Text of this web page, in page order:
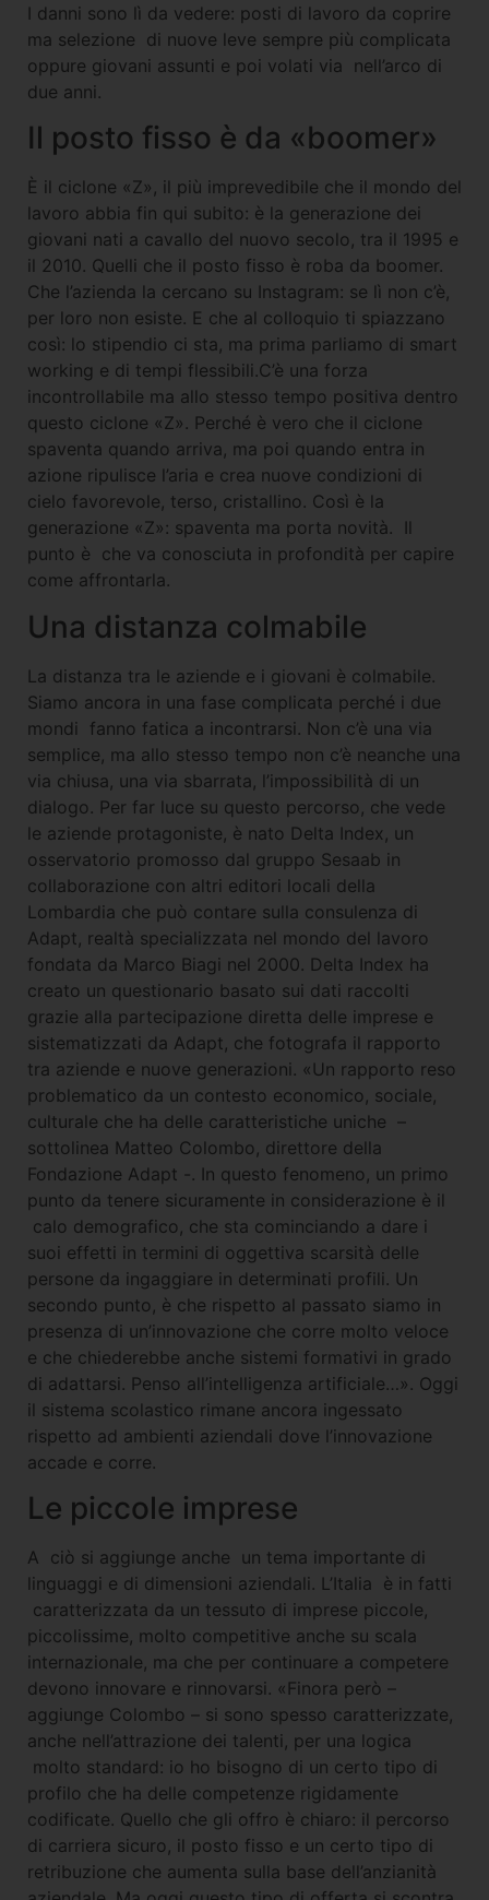
I danni sono lì da vedere: posti di lavoro da coprire
ma selezione di nuove leve sempre più complicata
oppure giovani assunti e poi volati via nell’arco di
due anni.
Il posto fisso è da «boomer»
È il ciclone «Z», il più imprevedibile che il mondo del
lavoro abbia fin qui subito: è la generazione dei
giovani nati a cavallo del nuovo secolo, tra il 1995 e
il 2010. Quelli che il posto fisso è roba da boomer.
Che l’azienda la cercano su Instagram: se lì non c’è,
per loro non esiste. E che al colloquio ti spiazzano
così: lo stipendio ci sta, ma prima parliamo di smart
working e di tempi flessibili.C’è una forza
incontrollabile ma allo stesso tempo positiva dentro
questo ciclone «Z». Perché è vero che il ciclone
spaventa quando arriva, ma poi quando entra in
azione ripulisce l’aria e crea nuove condizioni di
cielo favorevole, terso, cristallino. Così è la
generazione «Z»: spaventa ma porta novità. Il
punto è che va conosciuta in profondità per capire
come affrontarla.
Una distanza colmabile
La distanza tra le aziende e i giovani è colmabile.
Siamo ancora in una fase complicata perché i due
mondi fanno fatica a incontrarsi. Non c’è una via
semplice, ma allo stesso tempo non c’è neanche una
via chiusa, una via sbarrata, l’impossibilità di un
dialogo. Per far luce su questo percorso, che vede
le aziende protagoniste, è nato Delta Index, un
osservatorio promosso dal gruppo Sesaab in
collaborazione con altri editori locali della
Lombardia che può contare sulla consulenza di
Adapt, realtà specializzata nel mondo del lavoro
fondata da Marco Biagi nel 2000. Delta Index ha
creato un questionario basato sui dati raccolti
grazie alla partecipazione diretta delle imprese e
sistematizzati da Adapt, che fotografa il rapporto
tra aziende e nuove generazioni. «Un rapporto reso
problematico da un contesto economico, sociale,
culturale che ha delle caratteristiche uniche –
sottolinea Matteo Colombo, direttore della
Fondazione Adapt -. In questo fenomeno, un primo
punto da tenere sicuramente in considerazione è il
calo demografico, che sta cominciando a dare i
suoi effetti in termini di oggettiva scarsità delle
persone da ingaggiare in determinati profili. Un
secondo punto, è che rispetto al passato siamo in
presenza di un’innovazione che corre molto veloce
e che chiederebbe anche sistemi formativi in grado
di adattarsi. Penso all’intelligenza artificiale…». Oggi
il sistema scolastico rimane ancora ingessato
rispetto ad ambienti aziendali dove l’innovazione
accade e corre.
Le piccole imprese
A ciò si aggiunge anche un tema importante di
linguaggi e di dimensioni aziendali. L’Italia è in fatti
caratterizzata da un tessuto di imprese piccole,
piccolissime, molto competitive anche su scala
internazionale, ma che per continuare a competere
devono innovare e rinnovarsi. «Finora però –
aggiunge Colombo – si sono spesso caratterizzate,
anche nell’attrazione dei talenti, per una logica
molto standard: io ho bisogno di un certo tipo di
profilo che ha delle competenze rigidamente
codificate. Quello che gli offro è chiaro: il percorso
di carriera sicuro, il posto fisso e un certo tipo di
retribuzione che aumenta sulla base dell’anzianità